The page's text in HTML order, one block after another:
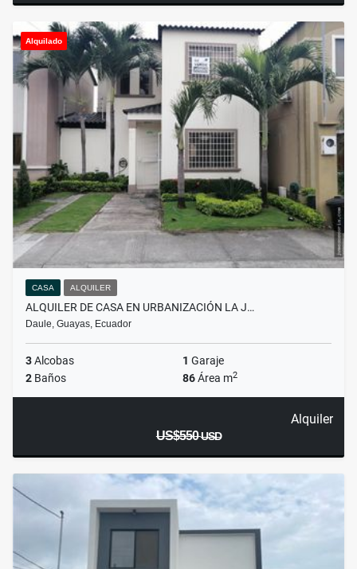
Alquilado
CASA ALQUILER
ALQUILER DE CASA EN URBANIZACIÓN LA J…
Daule, Guayas, Ecuador
3Alcobas 1 Garaje
2 Baños 86Área m2
Alquiler
US$550USD